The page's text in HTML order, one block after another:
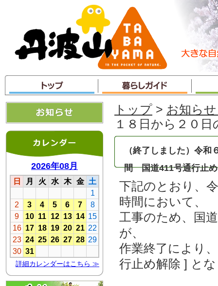
ャ
ン
プ
トップ > お知ら
１８日から２０
（終了しました）令
間 国道411号通行止
下記のとおり、
時間において、
工事のため、国
が、
作業終了により
行止め解除 ] と